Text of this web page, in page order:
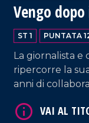
Vengo dopo
ST 1 PUNTATA
La giornalista e
ripercorre la
anni di
video omaggio
VAI AL TITOLO